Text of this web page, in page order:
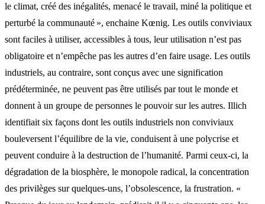
le climat, créé des inégalités, menacé le travail, miné la politique et
perturbé la communauté », enchaine Kœnig. Les outils conviviaux
sont faciles à utiliser, accessibles à tous, leur utilisation n’est pas
obligatoire et n’empêche pas les autres d’en faire usage. Les outils
industriels, au contraire, sont conçus avec une signification
prédéterminée, ne peuvent pas être utilisés par tout le monde et
donnent à un groupe de personnes le pouvoir sur les autres. Illich
identifiait six façons dont les outils industriels non conviviaux
bouleversent l’équilibre de la vie, conduisent à une polycrise et
peuvent conduire à la destruction de l’humanité. Parmi ceux-ci, la
dégradation de la biosphère, le monopole radical, la concentration
des privilèges sur quelques-uns, l’obsolescence, la frustration. «